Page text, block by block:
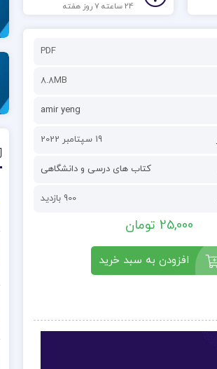
24 ساعته 7 روز هفته
PDF
8.8MB
amir yeng
19 سپتامبر 2022
کتاب های درسی و دانشگاهی
900 بازدید
25,000 تومان
افزودن به سبد خرید